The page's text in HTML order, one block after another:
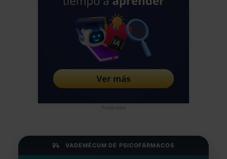
Publicidad
VADEMÉCUM DE PSICOFÁRMACOS